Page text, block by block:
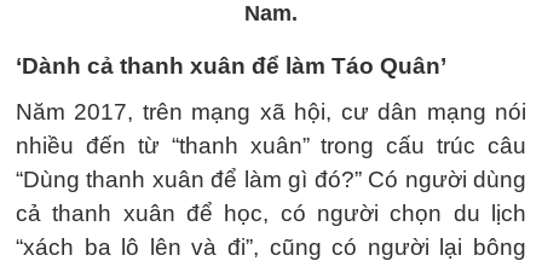
Nam.
‘Dành cả thanh xuân để làm Táo Quân’
Năm 2017, trên mạng xã hội, cư dân mạng nói
nhiều đến từ “thanh xuân” trong cấu trúc câu
“Dùng thanh xuân để làm gì đó?” Có người dùng
cả thanh xuân để học, có người chọn du lịch
“xách ba lô lên và đi”, cũng có người lại bông